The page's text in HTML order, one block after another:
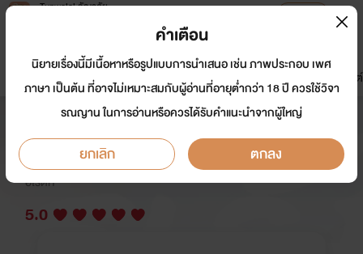
Tunwalai ธัญวลัย
หน้าแรก นิยาย อีบุ๊ก การ์ตูน
มาใหม่
ดรีมแชท ธัญลิสต์
พ่ายรักแม่หม้ายป้ายแดง
นักเขียน: จินต์พิชา
อีโรติก
5.0
คำเตือน
นิยายเรื่องนี้มีเนื้อหาหรือรูปแบบการนำเสนอ เช่น ภาพประกอบ เพศ
ภาษา เป็นต้น ที่อาจไม่เหมาะสมกับผู้อ่านที่อายุต่ำกว่า 18 ปี ควรใช้วิจา
รณญาน ในการอ่านหรือควรได้รับคำแนะนำจากผู้ใหญ่
ยกเลิก ตกลง